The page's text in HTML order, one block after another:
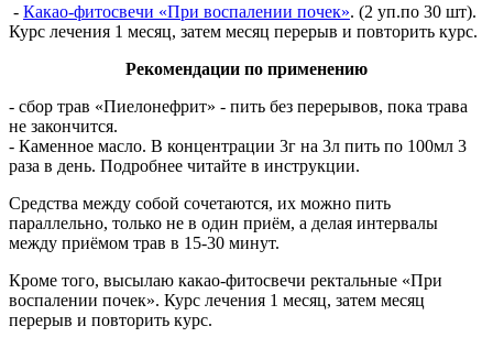
- Какао-фитосвечи «При воспалении почек». (2 уп.по 30 шт).
Курс лечения 1 месяц, затем месяц перерыв и повторить курс.
Рекомендации по применению
- сбор трав «Пиелонефрит» - пить без перерывов, пока трава
не закончится.
- Каменное масло. В концентрации 3г на 3л пить по 100мл 3
раза в день. Подробнее читайте в инструкции.
Средства между собой сочетаются, их можно пить
параллельно, только не в один приём, а делая интервалы
между приёмом трав в 15-30 минут.
Кроме того, высылаю какао-фитосвечи ректальные «При
воспалении почек». Курс лечения 1 месяц, затем месяц
перерыв и повторить курс.